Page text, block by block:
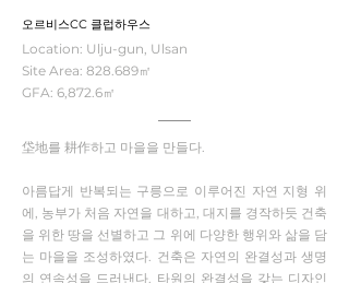
오르비스CC 클럽하우스
Location: Ulju-gun, Ulsan
Site Area: 828.689㎡
GFA: 6,872.6㎡
垈地를 耕作하고 마을을 만들다.
아름답게 반복되는 구릉으로 이루어진 자연 지형 위
에, 농부가 처음 자연을 대하고, 대지를 경작하듯 건축
을 위한 땅을 선별하고 그 위에 다양한 행위와 삶을 담
는 마을을 조성하였다. 건축은 자연의 완결성과 생명
의 연속성을 드러낸다. 타원의 완결성을 갖는 디자인